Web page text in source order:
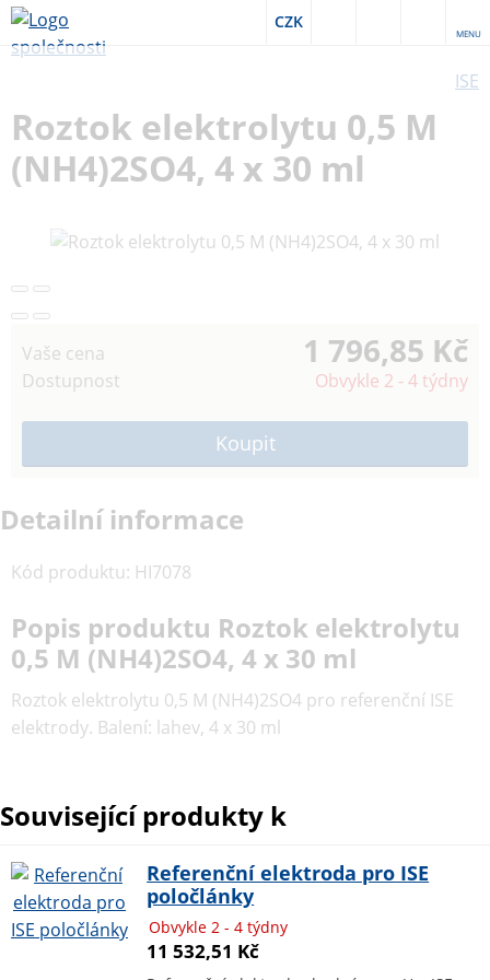
CZK
MENU
ISE
Roztok elektrolytu 0,5 M
(NH4)2SO4, 4 x 30 ml
Vaše cena 1 796,85 Kč
Dostupnost Obvykle 2 - 4 týdny
Detailní informace
Kód produktu: HI7078
Popis produktu Roztok elektrolytu
0,5 M (NH4)2SO4, 4 x 30 ml
Roztok elektrolytu 0,5 M (NH4)2SO4 pro referenční ISE
elektrody. Balení: lahev, 4 x 30 ml
Související produkty k
Referenční elektroda pro ISE
poločlánky
Obvykle 2 - 4 týdny
11 532,51 Kč